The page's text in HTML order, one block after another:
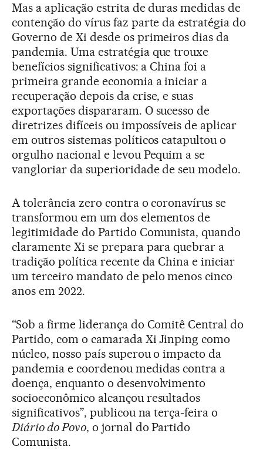
Mas a aplicação estrita de duras medidas de
contenção do vírus faz parte da estratégia do
Governo de Xi desde os primeiros dias da
pandemia. Uma estratégia que trouxe
benefícios significativos: a China foi a
primeira grande economia a iniciar a
recuperação depois da crise, e suas
exportações dispararam. O sucesso de
diretrizes difíceis ou impossíveis de aplicar
em outros sistemas políticos catapultou o
orgulho nacional e levou Pequim a se
vangloriar da superioridade de seu modelo.
A tolerância zero contra o coronavírus se
transformou em um dos elementos de
legitimidade do Partido Comunista, quando
claramente Xi se prepara para quebrar a
tradição política recente da China e iniciar
um terceiro mandato de pelo menos cinco
anos em 2022.
“Sob a firme liderança do Comitê Central do
Partido, com o camarada Xi Jinping como
núcleo, nosso país superou o impacto da
pandemia e coordenou medidas contra a
doença, enquanto o desenvolvimento
socioeconômico alcançou resultados
significativos”, publicou na terça-feira o
Diário do Povo, o jornal do Partido
Comunista.